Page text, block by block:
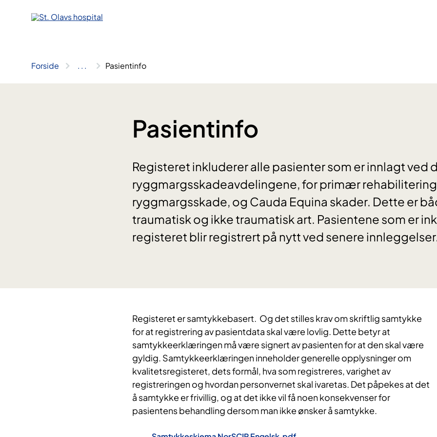
Forside .. . Pasientinfo
Pasientinfo
Registeret inkluderer alle pasienter som er innlagt ved
ryggmargsskadeavdelingene, for primær rehabilitering
ryggmargsskade, og Cauda Equina skader. Dette er
traumatisk og ikke traumatisk art. Pasientene som er
registeret blir registrert på nytt ved senere
Registeret er samtykkebasert. Og det stilles krav om skriftlig samtykke
for at registrering av pasientdata skal være lovlig. Dette betyr at
samtykkeerklæringen må være signert av pasienten for at den skal være
gyldig. Samtykkeerklæringen inneholder generelle opplysninger om
kvalitetsregisteret, dets formål, hva som registreres, varighet av
registreringen og hvordan personvernet skal ivaretas. Det påpekes at det
å samtykke er frivillig, og at det ikke vil få noen konsekvenser for
pasientens behandling dersom man ikke ønsker å samtykke.